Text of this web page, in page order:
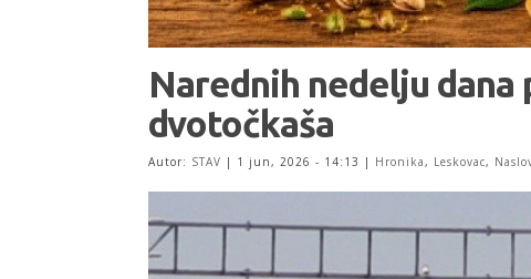
Narednih nedelju
dvotočkaša
Autor: STAV | 1 jun, 2026 - 14:13 | Hronika, Leskovac,